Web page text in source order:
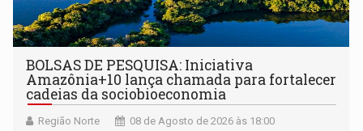
BOLSAS DE PESQUISA: Iniciativa
Amazônia+10 lança chamada para fortalecer
cadeias da sociobioeconomia
Região Norte 08 de Agosto de 2026 às 18:00